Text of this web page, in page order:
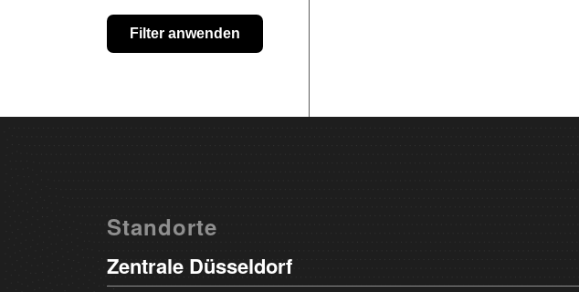
Filter anwenden
Standorte
Zentrale Düsseldorf